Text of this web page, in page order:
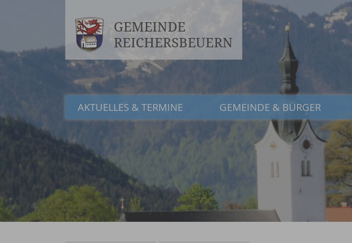
AKTUELLES & TERMINE GEMEINDE & BÜRGER